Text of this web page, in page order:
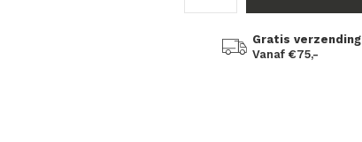
Gratis verzending
Vanaf €75,-